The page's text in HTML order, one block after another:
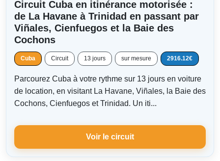
Circuit Cuba en itinérance motorisée :
de La Havane à Trinidad en passant par
Viñales, Cienfuegos et la Baie des
Cochons
Cuba Circuit 13 jours sur mesure 2916.12€
Parcourez Cuba à votre rythme sur 13 jours en voiture
de location, en visitant La Havane, Viñales, la Baie des
Cochons, Cienfuegos et Trinidad. Un iti...
Voir le circuit